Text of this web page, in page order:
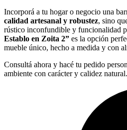
Incorporá a tu hogar o negocio una
calidad artesanal y robustez, sino
rústico inconfundible y funcionalidad
Establo en Zoita 2” es la opción
mueble único, hecho a medida y con
Consultá ahora y hacé tu pedido
ambiente con carácter y calidez natural.